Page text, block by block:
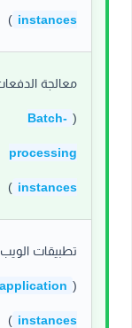
instances
)
معالجة
(
Batch-
processing
instances
)
تطبيقات الويب
(
instances
)